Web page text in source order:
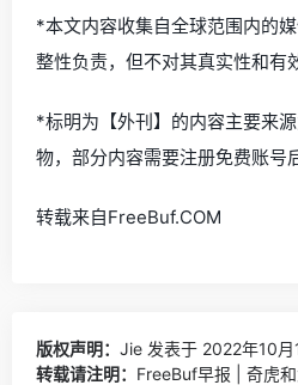
*本文内容收集自全球范围内的
整性负责，但不对其真实性和有
*标明为【外刊】的内容主要来
物，部分内容需要注册免费账号
转载来自FreeBuf.COM
版权声明： Jie 发表于 2022年10月
转载请注明： FreeBuf早报 | 奇虎